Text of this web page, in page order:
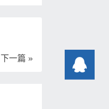
下一篇 »